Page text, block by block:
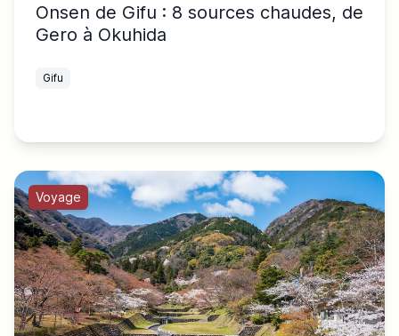
Onsen de Gifu : 8 sources chaudes, de
Gero à Okuhida
Gifu
Voyage